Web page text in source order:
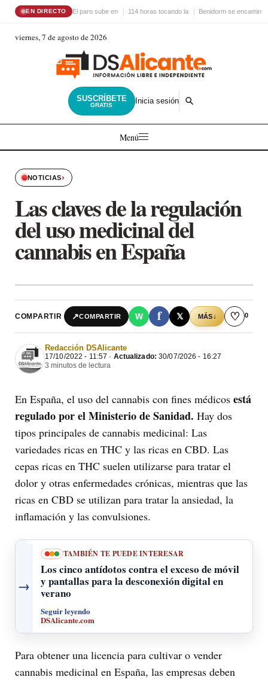
EN DIRECTO El paro sube en 114 horas tocando la Benidorm se encamina
viernes, 7 de agosto de 2026
SUSCRÍBETE
GRATIS Inicia sesión
Menú
NOTICIAS›
Las claves de la regulación
del uso medicinal del
cannabis en España
COMPARTIR ↗COMPARTIR W f 𝕏 MÁS↓ ♡ 0
Redacción DSAlicante
17/10/2022 - 11:57 · Actualizado: 30/07/2026 - 16:27
3 minutos de lectura
En España, el uso del cannabis con fines médicos está
regulado por el Ministerio de Sanidad. Hay dos
tipos principales de cannabis medicinal: Las
variedades ricas en THC y las ricas en CBD. Las
cepas ricas en THC suelen utilizarse para tratar el
dolor y otras enfermedades crónicas, mientras que las
ricas en CBD se utilizan para tratar la ansiedad, la
inflamación y las convulsiones.
→
TAMBIÉN TE PUEDE INTERESAR
Los cinco antídotos contra el exceso de móvil
y pantallas para la desconexión digital en
verano
Seguir leyendo
DSAlicante.com
Para obtener una licencia para cultivar o vender
cannabis medicinal en España, las empresas deben